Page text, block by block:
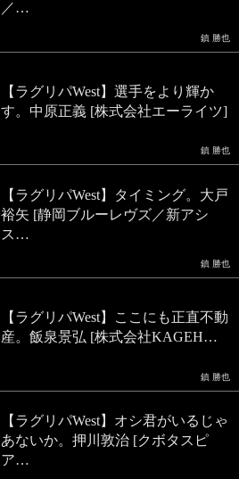
／…
鎮 勝也
【ラグリパWest】選手をより輝か
す。中原正義 [株式会社エーライツ]
鎮 勝也
【ラグリパWest】タイミング。大戸
裕矢 [静岡ブルーレヴズ／新アシ
ス…
鎮 勝也
【ラグリパWest】ここにも正直不動
産。飯泉景弘 [株式会社KAGEH…
鎮 勝也
【ラグリパWest】オシ君がいるじゃ
あないか。押川敦治 [クボタスピ
ア…